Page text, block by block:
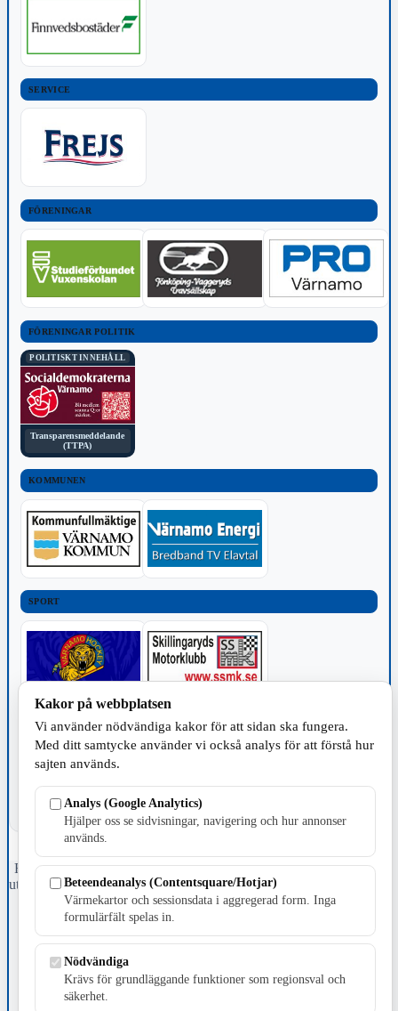
SERVICE
FÖRENINGAR
FÖRENINGAR POLITIK
POLITISKT INNEHÅLL
Transparensmeddelande
(TTPA)
KOMMUNEN
SPORT
TILLVERKNING
Fristående webbtidningsföretag grundat 1991 som sedan 2002 ger
ut tidningen Skillingaryd.nu och 2010 lanserades Värnamo.nu. Från
april 2026 omfattar Skillingaryd.nu tre kommuner: Gnosjö,
Värnamo och Vaggeryds kommun.
Kontakta oss
E-post: redaktionen@skillingaryd.nu
Postadress: Gisslaköp 1, 568 92 Skillingaryd
Kakor på webbplatsen
Vi använder nödvändiga kakor för att sidan ska fungera.
Med ditt samtycke använder vi också analys för att förstå hur
sajten används.
Analys (Google Analytics)
Hjälper oss se sidvisningar, navigering och hur annonser
används.
Beteendeanalys (Contentsquare/Hotjar)
Värmekartor och sessionsdata i aggregerad form. Inga
formulärfält spelas in.
Nödvändiga
Krävs för grundläggande funktioner som regionsval och
säkerhet.